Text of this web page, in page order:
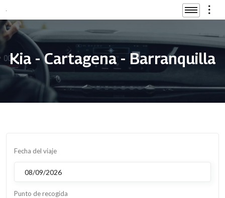
Kia - Cartagena - Barranquilla
Fecha del viaje
Punto de recogida